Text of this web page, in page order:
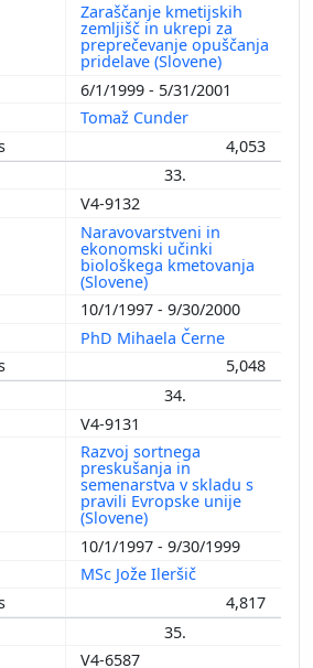
Zaraščanje kmetijskih
zemljišč in ukrepi za
preprečevanje opuščanja
pridelave (Slovene)
6/1/1999 - 5/31/2001
Tomaž Cunder
4,053
33.
V4-9132
Naravovarstveni in
ekonomski učinki
biološkega kmetovanja
(Slovene)
10/1/1997 - 9/30/2000
PhD Mihaela Černe
5,048
34.
V4-9131
Razvoj sortnega
preskušanja in
semenarstva v skladu s
pravili Evropske unije
(Slovene)
10/1/1997 - 9/30/1999
MSc Jože Ileršič
4,817
35.
V4-6587